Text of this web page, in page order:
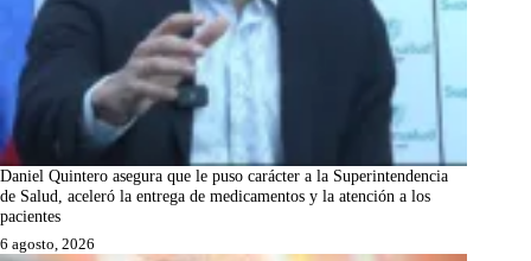
Daniel Quintero asegura que le puso carácter a la Superintendencia
de Salud, aceleró la entrega de medicamentos y la atención a los
pacientes
6 agosto, 2026